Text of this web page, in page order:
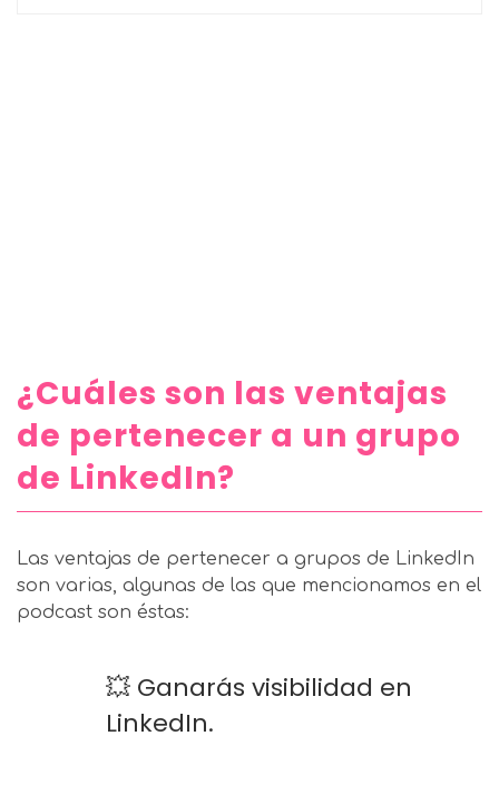
¿Cuáles son las ventajas
de pertenecer a un grupo
de LinkedIn?
Las ventajas de pertenecer a grupos de LinkedIn
son varias, algunas de las que mencionamos en el
podcast son éstas:
💥 Ganarás visibilidad en
LinkedIn.